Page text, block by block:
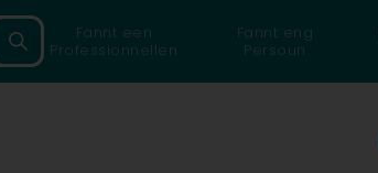
Fannt een
Professionnellen
Fannt eng
Persoun